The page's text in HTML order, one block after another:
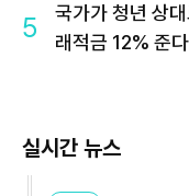
5
국가가 청년 상
래적금 12% 준
실시간 뉴스